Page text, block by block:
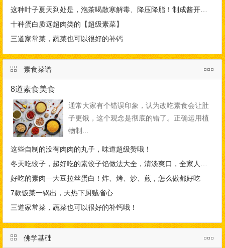
这种叶子夏天到处是，泡茶喝散寒解毒、降压降脂！制成酱开胃又下饭
十种蛋白质远超肉类的【超级素菜】
三道家常菜，蔬菜也可以很好的补钙
素食菜谱
8道素食美食
通常大家有个错误印象，认为改吃素食会让肚
子更饿，这个观念是彻底的错了。正确运用植
物制...
这些自制的没有肉肉的丸子，味道超级赞哦！
冬天吃饺子，超好吃的素饺子馅做法大全，清淡爽口，全家人都爱吃！
好吃的素肉—大豆拉丝蛋白！炸、烤、炒、煎，怎么做都好吃
7款饭菜一锅出，天热下厨贼省心
三道家常菜，蔬菜也可以很好的补钙哦！
佛学基础